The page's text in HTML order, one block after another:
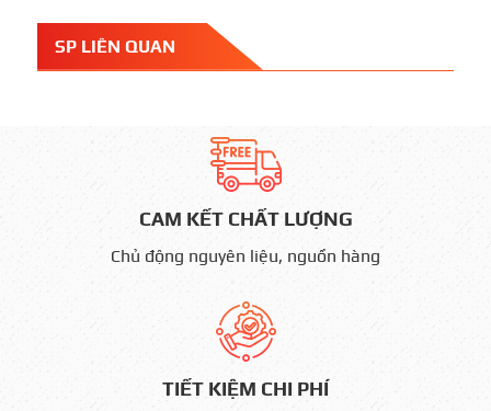
SP LIÊN QUAN
CAM KẾT CHẤT LƯỢNG
Chủ động nguyên liệu, nguồn hàng
TIẾT KIỆM CHI PHÍ